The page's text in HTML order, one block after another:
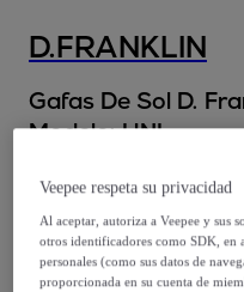
D.FRANKLIN
Gafas De Sol D.
Modelo: UNI
41,99 €
59,99 €
-30%
Veepee respeta su privacidad
Al aceptar, autoriza a Veepee y sus
otros identificadores como SDK, en
personales (como sus datos de
proporcionada en su cuenta de